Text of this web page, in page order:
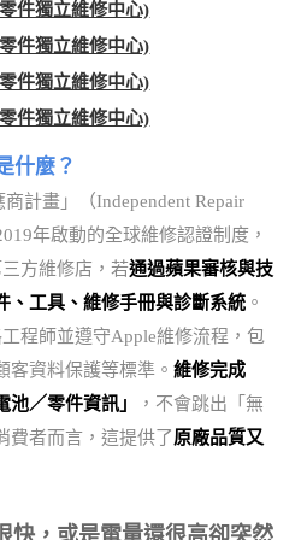
件獨立維修中心)
件獨立維修中心)
件獨立維修中心)
件獨立維修中心)
什麼？
計畫」（Independent Repair
年啟動的全球維修認證制度，
方維修店，若通過蘋果審核與技
、工具、維修手冊與診斷系統 。
程師並遵守Apple維修流程，包
客資料保護等標準。維修完成
／零件資訊」
，不會跳出「無
費者而言，這提供了原廠品質又